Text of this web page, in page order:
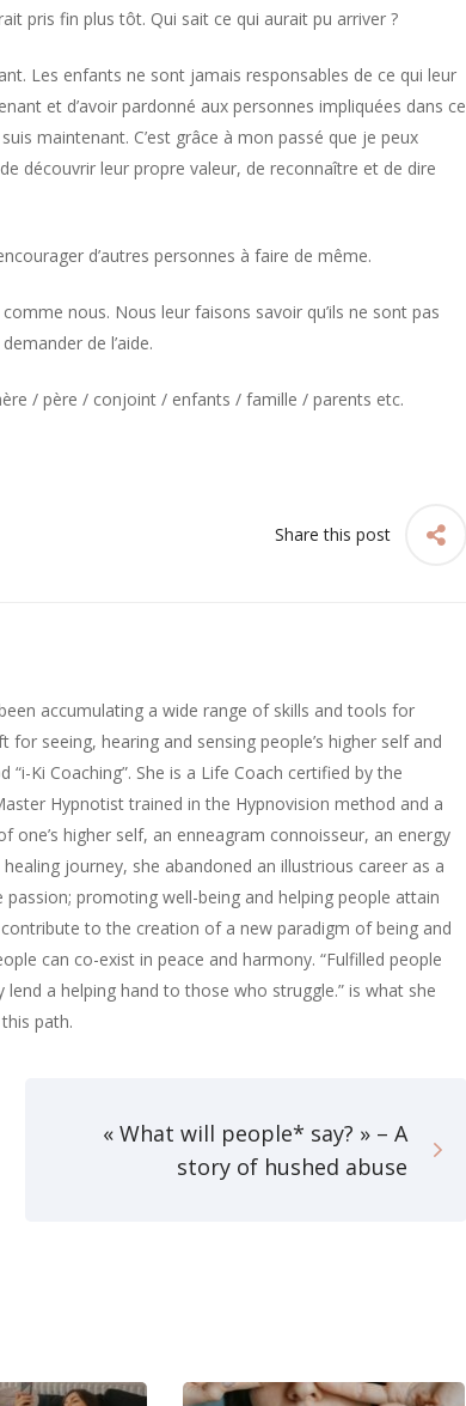
pris fin plus tôt. Qui sait ce qui aurait pu arriver ?
Les enfants ne sont jamais responsables de ce qui leur
et d’avoir pardonné aux personnes impliquées dans ce
maintenant. C’est grâce à mon passé que je peux
découvrir leur propre valeur, de reconnaître et de dire
d’autres personnes à faire de même.
nous. Nous leur faisons savoir qu’ils ne sont pas
de l’aide.
/ père / conjoint / enfants / famille / parents etc.
Share this post
accumulating a wide range of skills and tools for
seeing, hearing and sensing people’s higher self and
Ki Coaching”. She is a Life Coach certified by the
Hypnotist trained in the Hypnovision method and a
one’s higher self, an enneagram connoisseur, an energy
journey, she abandoned an illustrious career as a
promoting well-being and helping people attain
to the creation of a new paradigm of being and
can co-exist in peace and harmony. “Fulfilled people
a helping hand to those who struggle.” is what she
path.
« What will people* say? » – A
story of hushed abuse